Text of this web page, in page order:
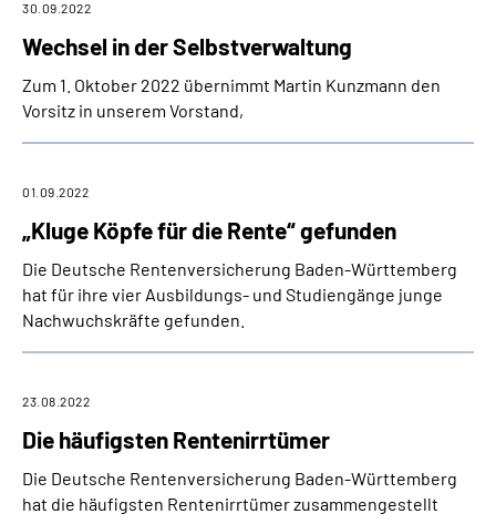
Wechsel in der Selbstverwaltung
30.09.2022
Zum 1. Oktober 2022 übernimmt Martin Kunzmann den
Vorsitz in unserem Vorstand,
„Kluge Köpfe für die Rente“ gefunden
01.09.2022
Die Deutsche Rentenversicherung Baden-Württemberg
hat für ihre vier Ausbildungs- und Studiengänge junge
Nachwuchskräfte gefunden.
Die häufigsten Rentenirrtümer
23.08.2022
Die Deutsche Rentenversicherung Baden-Württemberg
hat die häufigsten Rentenirrtümer zusammengestellt